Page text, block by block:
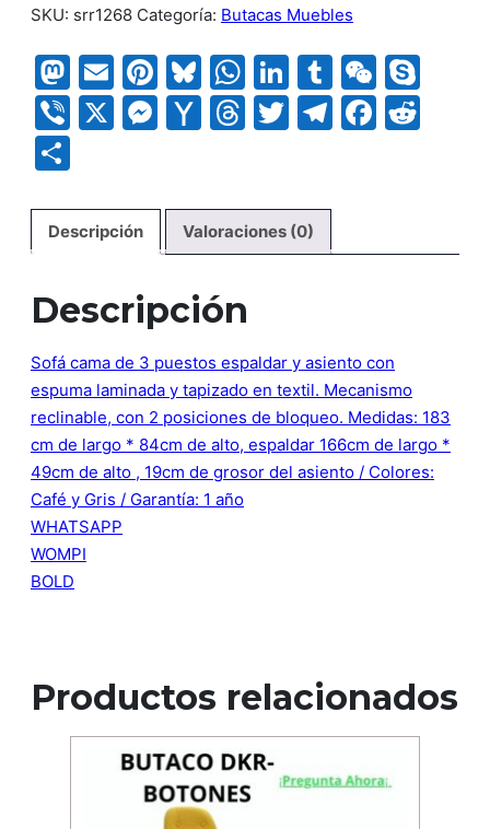
SKU: srr1268 Categoría: Butacas Muebles
Mastodon
EmailPinterest
Bluesky
WhatsApp
LinkedIn
Tumblr
Viber
X Messenger
Yahoo
Threads
Twitter
Telegram
Descripción Valoraciones (0)
Descripción
Sofá cama de 3 puestos espaldar y asiento con
espuma laminada y tapizado en textil. Mecanismo
reclinable, con 2 posiciones de bloqueo. Medidas: 183
cm de largo * 84cm de alto, espaldar 166cm de largo *
49cm de alto , 19cm de grosor del asiento / Colores:
Café y Gris / Garantía: 1 año
WHATSAPP
WOMPI
BOLD
Productos relacionados